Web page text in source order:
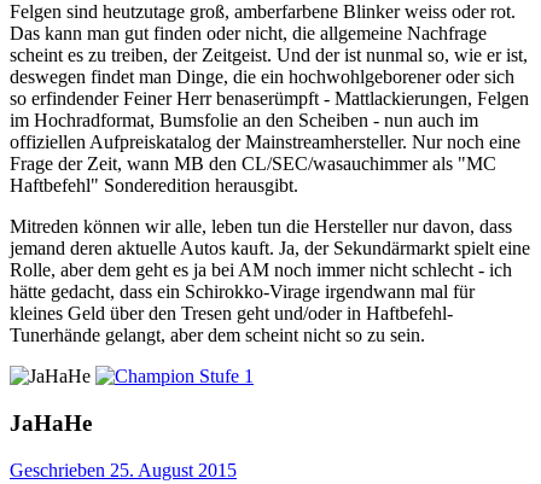
Felgen sind heutzutage groß, amberfarbene Blinker weiss oder rot.
Das kann man gut finden oder nicht, die allgemeine Nachfrage
scheint es zu treiben, der Zeitgeist. Und der ist nunmal so, wie er ist,
deswegen findet man Dinge, die ein hochwohlgeborener oder sich
so erfindender Feiner Herr benaserümpft - Mattlackierungen, Felgen
im Hochradformat, Bumsfolie an den Scheiben - nun auch im
offiziellen Aufpreiskatalog der Mainstreamhersteller. Nur noch eine
Frage der Zeit, wann MB den CL/SEC/wasauchimmer als "MC
Haftbefehl" Sonderedition herausgibt.
Mitreden können wir alle, leben tun die Hersteller nur davon, dass
jemand deren aktuelle Autos kauft. Ja, der Sekundärmarkt spielt eine
Rolle, aber dem geht es ja bei AM noch immer nicht schlecht - ich
hätte gedacht, dass ein Schirokko-Virage irgendwann mal für
kleines Geld über den Tresen geht und/oder in Haftbefehl-
Tunerhände gelangt, aber dem scheint nicht so zu sein.
JaHaHe
Geschrieben 25. August 2015